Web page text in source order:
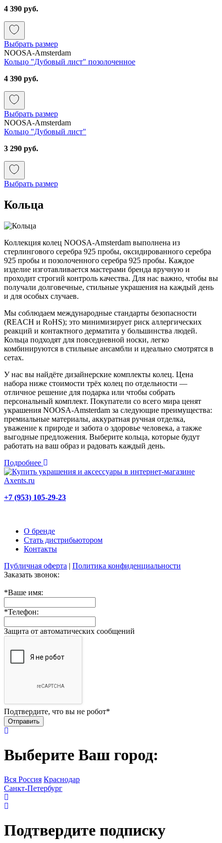
4 390 руб.
Выбрать размер
NOOSA-Amsterdam
Кольцо "Дубовый лист" позолоченное
4 390 руб.
Выбрать размер
NOOSA-Amsterdam
Кольцо "Дубовый лист"
3 290 руб.
Выбрать размер
Кольца
Коллекция колец NOOSA-Amsterdam выполнена из
стерлингового серебра 925 пробы, оксидированного серебра
925 пробы и позолоченного серебра 925 пробы. Каждое
изделие изготавливается мастерами бренда вручную и
проходит строгий контроль качества. Для нас важно, чтобы вы
получали долговечные, стильные украшения на каждый день
и для особых случаев.
Мы соблюдаем международные стандарты безопасности
(REACH и RoHS); это минимизирует риск аллергических
реакций и контактного дерматита у большинства людей.
Кольца подходят для повседневной носки, легко
комбинируются в стильные ансамбли и идеально смотрятся в
сетах.
У нас вы найдёте дизайнерские комплекты колец. Цена
набора ниже стоимости трёх колец по отдельности —
отличное решение для подарка или чтобы собрать
персональный комплект. Покупатели со всего мира ценят
украшения NOOSA-Amsterdam за следующие преимущества:
премиальные материалы, аккуратная ручная отделка,
уважение к природе и забота о здоровье человека, а также
выгодные предложения. Выберите кольца, которые будут
работать на ваш образ и радовать каждый день.
Подробнее
+7 (953) 105-29-23
О бренде
Стать дистрибьютором
Контакты
Публичная оферта | Политика конфиденциальности
Заказать звонок:
*Ваше имя:
*Телефон:
Защита от автоматических сообщений
Подтвердите, что вы не робот*
Выберите Ваш город:
Вся Россия Краснодар
Санкт-Петербург
Подтвердите подписку